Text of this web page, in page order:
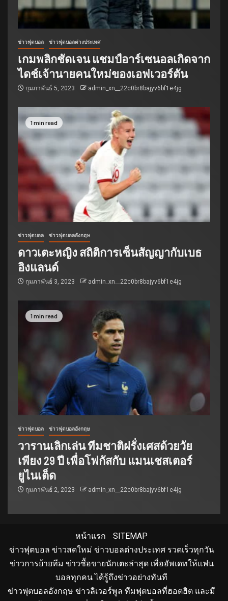
ข่าวฟุตบอล ข่าวฟุตบอลต่างประเทศ
เกมพลิกชัดเจน แชมป์อาร์เซนอลเกิดจาก
ไดช์เจ้านายคนใหม่ของเอฟเวอร์ตัน
กุมภาพันธ์ 5, 2023 admin_xn__22c0br8bajyv6bf1e4jg
1 min read
ข่าวฟุตบอล ข่าวฟุตบอลอังกฤษ
ดาวเตะหญิง สถิติการเซ็นสัญญากับเบธ
อิงแลนด์
กุมภาพันธ์ 3, 2023 admin_xn__22c0br8bajyv6bf1e4jg
1 min read
ข่าวฟุตบอล ข่าวฟุตบอลอังกฤษ
วารานเลิกเล่น ทีมชาติฝรั่งเศสด้วยวัย
เพียง 29 ปี เพื่อโฟกัสกับ แมนเชสเตอร์
ยูไนเต็ด
กุมภาพันธ์ 2, 2023 admin_xn__22c0br8bajyv6bf1e4jg
หน้าแรก
SITEMAP
ข่าวฟุตบอล ข่าวสดใหม่ ข่าวบอลต่างประเทศ รวดเร็วทุกวัน
ข่าวการย้ายทีม ข่าวซื้อขายนักเตะล่าสุด เพื่ออัพเดทให้แฟน
บอลทุกคน ได้รู้ถึงข่าวอย่างทันที
ข่าวฟุตบอลอังกฤษ ข่าวลิเวอร์พูล ทีมฟุตบอลที่ฮอตฮิต และมี